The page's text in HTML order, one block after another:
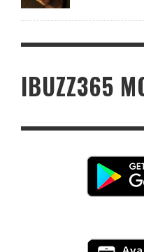
IBUZZ365